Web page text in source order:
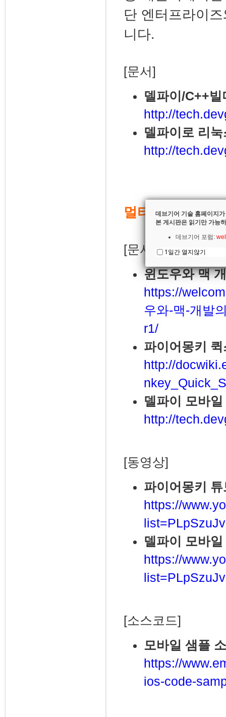
단 엔터프라이
니다.
[문서]
델파이/C++
http://
델파이로 리
http://
멀티-디바이스
[문서]
윈도우와 맥
https://
우와-맥-개발
r1/
파이어몽키
http://
델파이 모바
http://
[동영상]
파이어몽키
https://
델파이 모바
https://
[소스코드]
모바일 샘플
https://
ios-code-
데브기어 기술 홈페이지
본 게시판은 읽기만 가능
데브기어 포럼:
1일간 열지않기